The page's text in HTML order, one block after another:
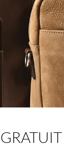
12
Back
12 /